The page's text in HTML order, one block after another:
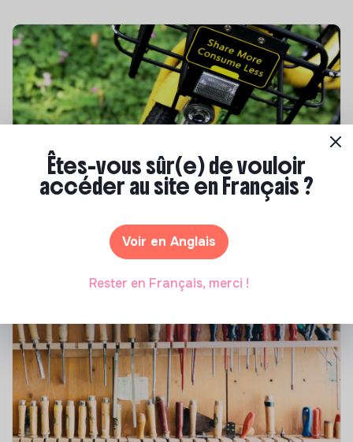
S'inspirer
Marianne Roussel• 17 juillet 2026
Êtes-vous sûr(e) de vouloir
accéder au site en Français ?
Voir en Anglais
Rester en Français, merci !